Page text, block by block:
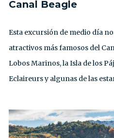
Canal Beagle
Esta excursión de medio día
atractivos más famosos del
Lobos Marinos, la Isla de los
Eclaireurs y algunas de las